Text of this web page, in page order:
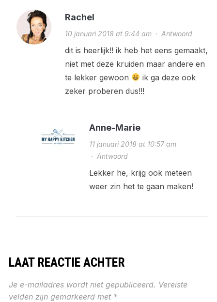
Rachel
10 januari 2018 at 9:44 am· Antwoord
dit is heerlijk!! ik heb het eens gemaakt,
niet met deze kruiden maar andere en
te lekker gewoon
ik ga deze ook
zeker proberen dus!!!
Anne-Marie
11 januari 2018 at 10:57 am
· Antwoord
Lekker he, krijg ook meteen
weer zin het te gaan maken!
LAAT REACTIE ACHTER
Je e-mailadres wordt niet gepubliceerd. Vereiste
velden zijn gemarkeerd met *